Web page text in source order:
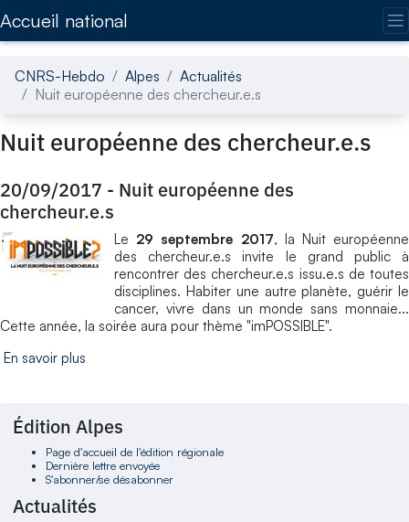
Accueil national
CNRS-Hebdo Alpes
Actualités
Nuit européenne des chercheur.e.s
Nuit européenne des chercheur.e.s
20/09/2017 - Nuit européenne des
chercheur.e.s
Le 29 septembre 2017, la Nuit européenne
des chercheur.e.s invite le grand public à
rencontrer des chercheur.e.s issu.e.s de toutes
disciplines. Habiter une autre planète, guérir le
cancer, vivre dans un monde sans monnaie...
Cette année, la soirée aura pour thème "imPOSSIBLE".
En savoir plus
Édition Alpes
Page d'accueil de l'édition régionale
Dernière lettre envoyée
S'abonner/se désabonner
Actualités